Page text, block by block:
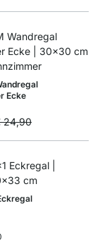
Ecke
24,90